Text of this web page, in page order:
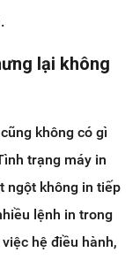
lại không
không có gì
trạng máy in
ngột không in tiếp
lệnh in trong
hệ điều hành,